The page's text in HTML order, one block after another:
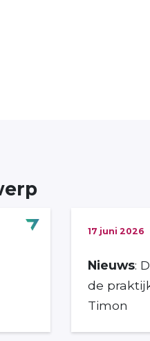
17 juni 2026
Nieuws:
de
Timon